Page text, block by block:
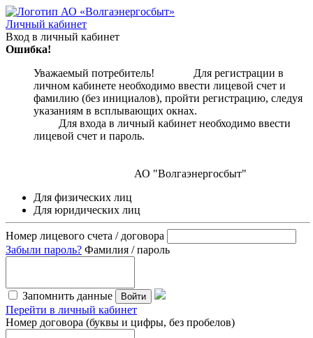
Личный кабинет
Вход в личный кабинет
Ошибка!
Уважаемый потребитель! Для регистрации в
личном кабинете необходимо ввести лицевой счет и
фамилию (без инициалов), пройти регистрацию, следуя
указаниям в всплывающих окнах.
Для входа в личный кабинет необходимо ввести
лицевой счет и пароль.
АО "Волгаэнергосбыт"
Для физических лиц
Для юридических лиц
Номер лицевого счета / договора
Забыли пароль? Фамилия / пароль
Запомнить данные Войти
Перейти в личный кабинет
Номер договора (буквы и цифры, без пробелов)